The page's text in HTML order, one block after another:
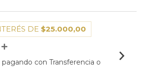
DE $25.000,00
pagando con Transferencia o